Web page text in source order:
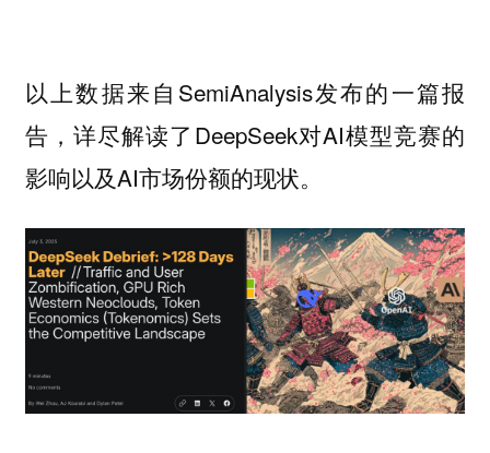
以上数据来自SemiAnalysis发布的一篇报
告，详尽解读了DeepSeek对AI模型竞赛的
影响以及AI市场份额的现状。